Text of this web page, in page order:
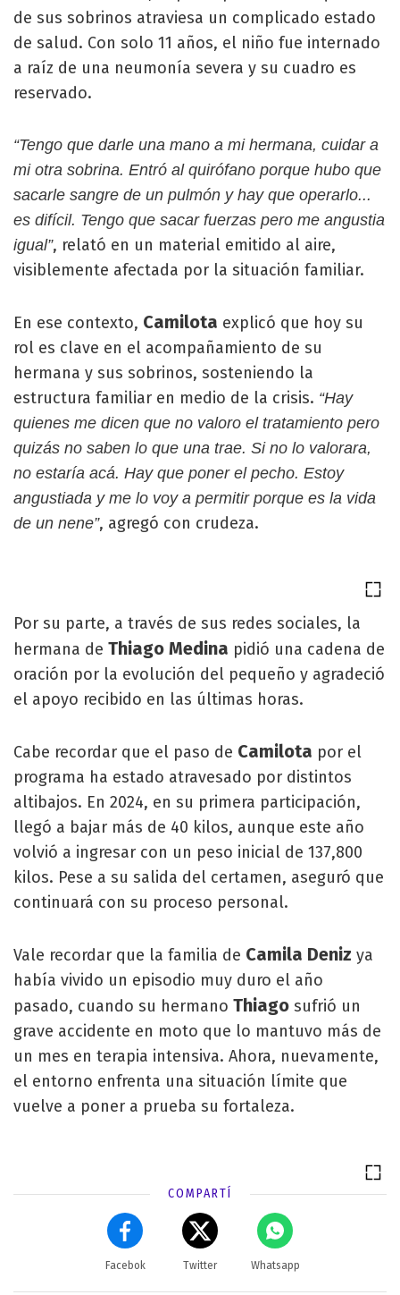
de sus sobrinos atraviesa un complicado estado
de salud. Con solo 11 años, el niño fue internado
a raíz de una neumonía severa y su cuadro es
reservado.
“Tengo que darle una mano a mi hermana, cuidar a
mi otra sobrina. Entró al quirófano porque hubo que
sacarle sangre de un pulmón y hay que operarlo...
es difícil. Tengo que sacar fuerzas pero me angustia
igual”, relató en un material emitido al aire,
visiblemente afectada por la situación familiar.
En ese contexto, Camilota explicó que hoy su
rol es clave en el acompañamiento de su
hermana y sus sobrinos, sosteniendo la
estructura familiar en medio de la crisis. “Hay
quienes me dicen que no valoro el tratamiento pero
quizás no saben lo que una trae. Si no lo valorara,
no estaría acá. Hay que poner el pecho. Estoy
angustiada y me lo voy a permitir porque es la vida
de un nene”, agregó con crudeza.
Por su parte, a través de sus redes sociales, la
hermana de Thiago Medina pidió una cadena de
oración por la evolución del pequeño y agradeció
el apoyo recibido en las últimas horas.
Cabe recordar que el paso de Camilota por el
programa ha estado atravesado por distintos
altibajos. En 2024, en su primera participación,
llegó a bajar más de 40 kilos, aunque este año
volvió a ingresar con un peso inicial de 137,800
kilos. Pese a su salida del certamen, aseguró que
continuará con su proceso personal.
Vale recordar que la familia de Camila Deniz ya
había vivido un episodio muy duro el año
pasado, cuando su hermano Thiago sufrió un
grave accidente en moto que lo mantuvo más de
un mes en terapia intensiva. Ahora, nuevamente,
el entorno enfrenta una situación límite que
vuelve a poner a prueba su fortaleza.
COMPARTÍ
Facebok Twitter Whatsapp